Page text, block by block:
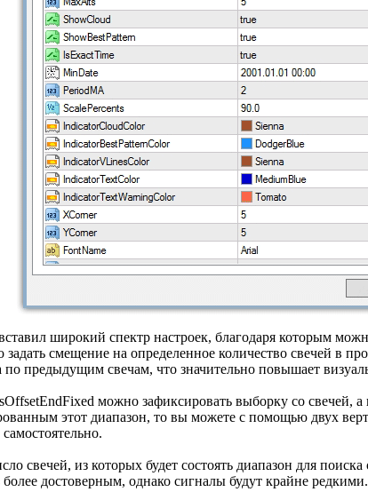
широкий спектр настроек, благодаря которым
смещение на определенное количество свечей в
по предыдущим свечам, что значительно повышает
можно зафиксировать выборку со свечей,
этот диапазон, то вы можете с помощью двух
свечей, из которых будет состоять диапазон для
более достоверным, однако сигналы будут крайне редкими.